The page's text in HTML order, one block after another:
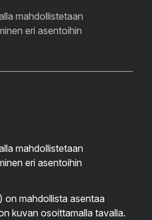
mahdollistetaan
eri asentoihin
mahdollistetaan
eri asentoihin
on mahdollista asentaa
kuvan osoittamalla tavalla.